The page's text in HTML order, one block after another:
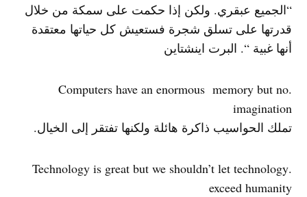
“الجميع عبقري. ولكن إذا حكمت على سمكة من خلال
قدرتها على تسلق شجرة فستعيش كل حياتها معتقدة
أنها غبية “. البرت اينشتاين
.Computers have an enormous memory but no
imagination
تملك الحواسيب ذاكرة هائلة ولكنها تفتقر إلى الخيال.
.Technology is great but we shouldn’t let technology
exceed humanity